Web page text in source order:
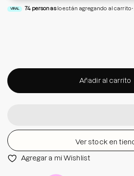
VIRAL 74personas lo están agregando al carrito
Añadir al carrito
Ver stock en
Agregar a mi Wishlist